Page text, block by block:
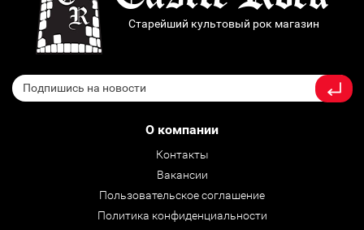
Старейший культовый рок магазин
О компании
Контакты
Вакансии
Пользовательское соглашение
Политика конфиденциальности